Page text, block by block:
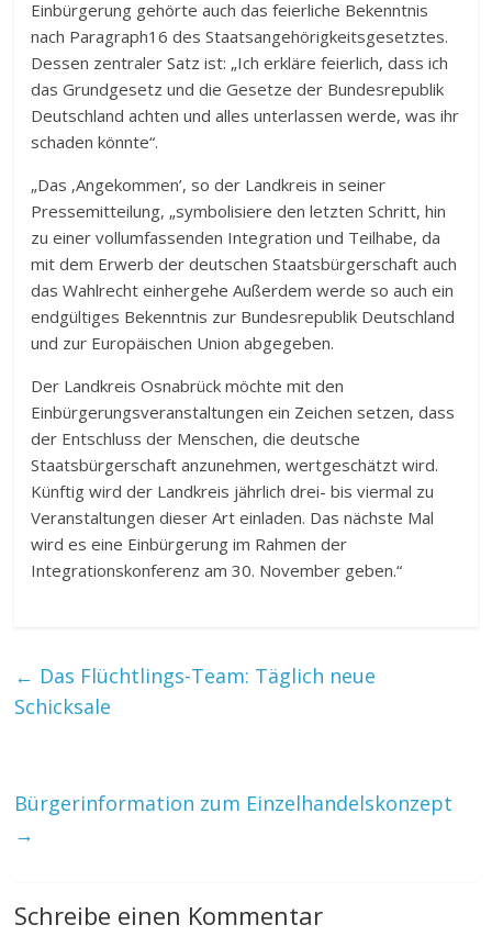
Einbürgerung gehörte auch das feierliche Bekenntnis
nach Paragraph16 des Staatsangehörigkeitsgesetztes.
Dessen zentraler Satz ist: „Ich erkläre feierlich, dass ich
das Grundgesetz und die Gesetze der Bundesrepublik
Deutschland achten und alles unterlassen werde, was ihr
schaden könnte“.
„Das ‚Angekommen’, so der Landkreis in seiner
Pressemitteilung, „symbolisiere den letzten Schritt, hin
zu einer vollumfassenden Integration und Teilhabe, da
mit dem Erwerb der deutschen Staatsbürgerschaft auch
das Wahlrecht einhergehe Außerdem werde so auch ein
endgültiges Bekenntnis zur Bundesrepublik Deutschland
und zur Europäischen Union abgegeben.
Der Landkreis Osnabrück möchte mit den
Einbürgerungsveranstaltungen ein Zeichen setzen, dass
der Entschluss der Menschen, die deutsche
Staatsbürgerschaft anzunehmen, wertgeschätzt wird.
Künftig wird der Landkreis jährlich drei- bis viermal zu
Veranstaltungen dieser Art einladen. Das nächste Mal
wird es eine Einbürgerung im Rahmen der
Integrationskonferenz am 30. November geben.“
← Das Flüchtlings-Team: Täglich neue
Schicksale
Bürgerinformation zum Einzelhandelskonzept
→
Schreibe einen Kommentar